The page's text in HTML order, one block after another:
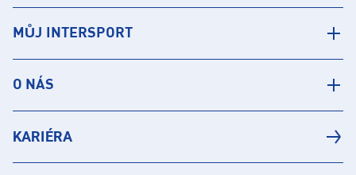
MŮJ INTERSPORT
O NÁS
KARIÉRA